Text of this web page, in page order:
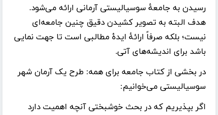
رسیدن به جامعۀ سوسیالیستی آرمانی ارائه می‌شود.
هدف البته به تصویر کشیدن دقیق چنین جامعه‌ای
نیست؛ بلکه صرفاً ارائۀ ایدۀ مطالبی است تا جهت‌ نمایی
باشد برای اندیشه‌های آتی.
در بخشی از کتاب جامعه برای همه: طرح یک آرمان شهر
سوسیالیستی می‌خوانیم:
اگر بپذیریم که در بحث خوشبختی آنچه اهمیت دارد